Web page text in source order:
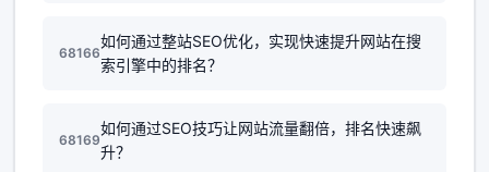
68166
如何通过整站SEO优化，实现快速提升网站在搜
索引擎中的排名？
68169
如何通过SEO技巧让网站流量翻倍，排名快速飙
升？